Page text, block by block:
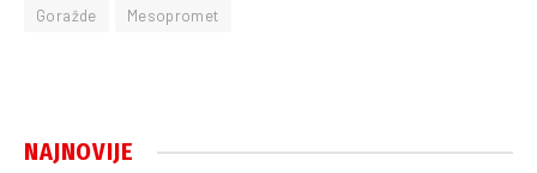
Goražde Mesopromet
NAJNOVIJE